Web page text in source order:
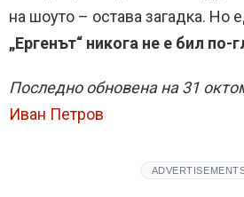
на шоуто – остава загадка. Но
„Ергенът“ никога не е бил по-
Последно обновена на 31
Иван Петров